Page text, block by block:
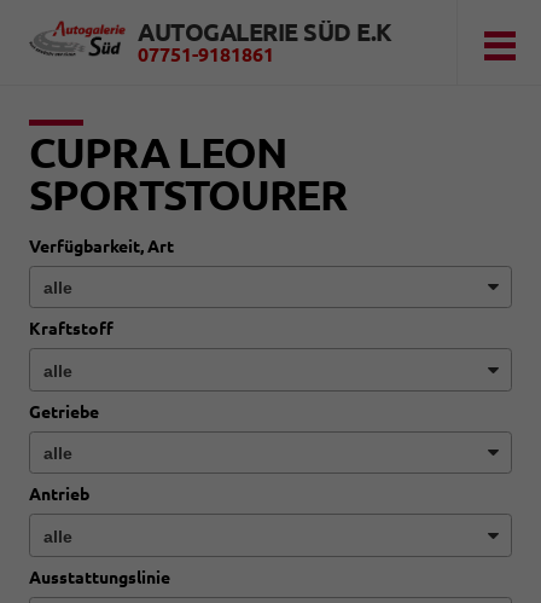
AUTOGALERIE SÜD E.K
07751-9181861
CUPRA LEON
SPORTSTOURER
Verfügbarkeit, Art
Kraftstoff
Getriebe
Antrieb
Ausstattungslinie